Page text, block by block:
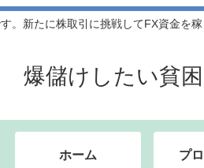
。新たに株取引に挑戦してFX資金を
爆儲けしたい貧
ホーム プ